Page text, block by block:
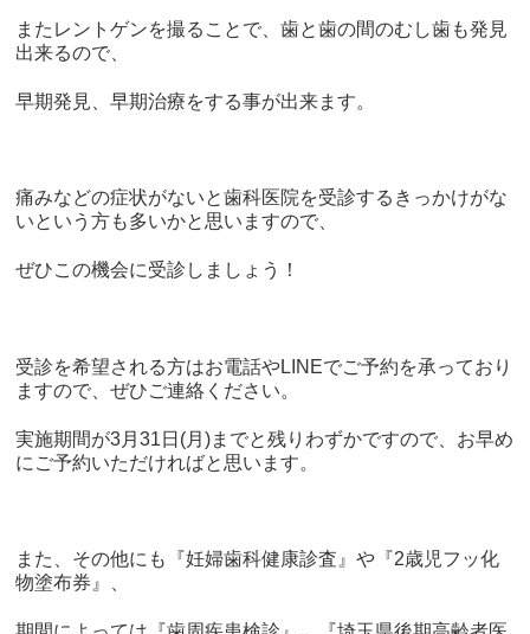
またレントゲンを撮ることで、歯と歯の間のむし歯も発見
出来るので、
早期発見、早期治療をする事が出来ます。
痛みなどの症状がないと歯科医院を受診するきっかけがな
いという方も多いかと思いますので、
ぜひこの機会に受診しましょう！
受診を希望される方はお電話やLINEでご予約を承っており
ますので、ぜひご連絡ください。
実施期間が3月31 日 (月)までと残りわずかですので、お早め
にご予約いただければと思います。
また、その他にも『妊婦歯科健康診査』や『2歳児フッ化
物塗布券』、